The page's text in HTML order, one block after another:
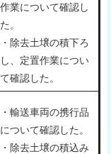
作業について確認し
た。
・除去土壌の積下ろ
し、定置作業につい
て確認した。
・輸送車両の携行品
について確認した。
・除去土壌の積込み